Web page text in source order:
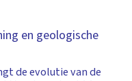
en geologische
de evolutie van de